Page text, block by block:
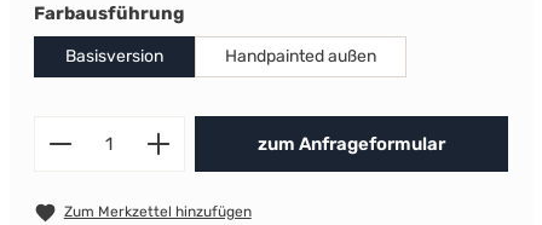
Farbausführungauswählen
Basisversion Handpainted außen
Produkt Anzahl: Gib den
zum Anfrageformular
Zum Merkzettel hinzufügen